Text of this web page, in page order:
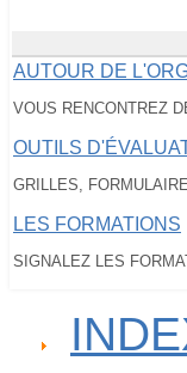
AUTOUR DE
VOUS RENCONTREZ
OUTILS
GRILLES,
LES FORMATIONS
SIGNALEZ LES